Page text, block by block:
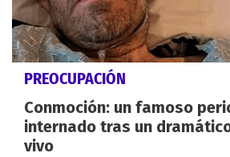
PREOCUPACIÓN
Conmoción: un famoso
internado tras un
vivo